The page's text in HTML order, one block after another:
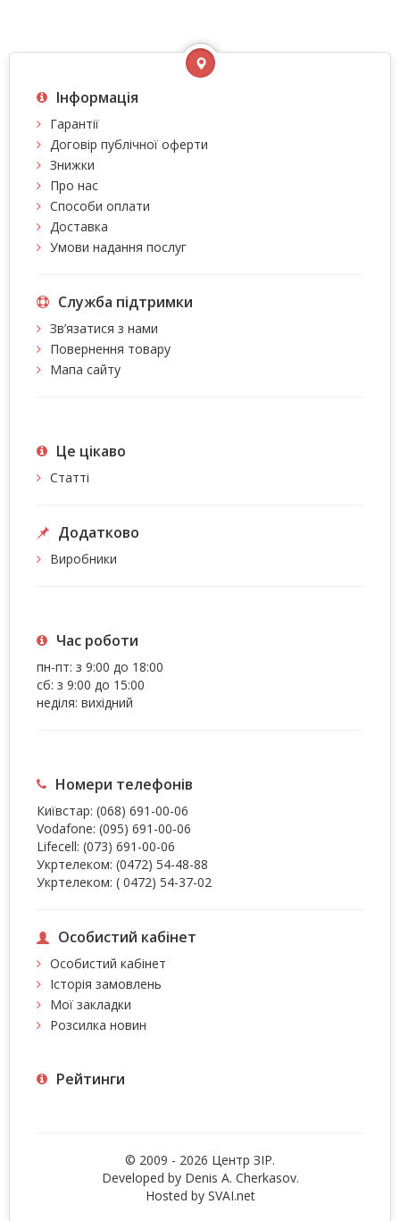
Інформація
Гарантії
Договір публічної оферти
Знижки
Про нас
Способи оплати
Доставка
Умови надання послуг
Служба підтримки
Зв’язатися з нами
Повернення товару
Мапа сайту
Це цiкаво
Статті
Додатково
Виробники
Час роботи
пн-пт: з 9:00 до 18:00
сб: з 9:00 до 15:00
неділя: вихідний
Номери телефонів
Київстар: (068) 691-00-06
Vodafone: (095) 691-00-06
Lifecell: (073) 691-00-06
Укртелеком: (0472) 54-48-88
Укртелеком: ( 0472) 54-37-02
Особистий кабінет
Особистий кабінет
Історія замовлень
Мої закладки
Розсилка новин
Рейтинги
© 2009 - 2026 Центр ЗIР.
Developed by Denis A. Cherkasov.
Hosted by SVAI.net